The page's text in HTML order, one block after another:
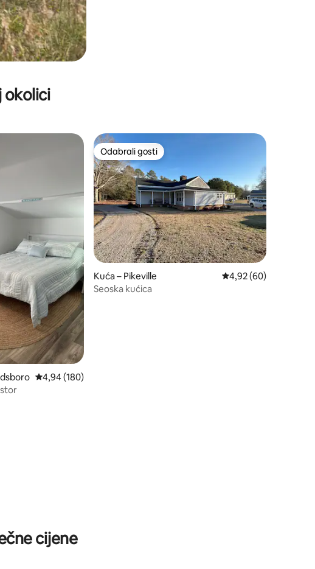
okolici
Prosječna ocjena: 4,94/5, recenzija: 180
4,94 (180)
Odabrali gosti
Odabrali gosti
Kuća – Pikeville Prosječna ocjena:
4,92 (60)
Seoska kućica
cijene